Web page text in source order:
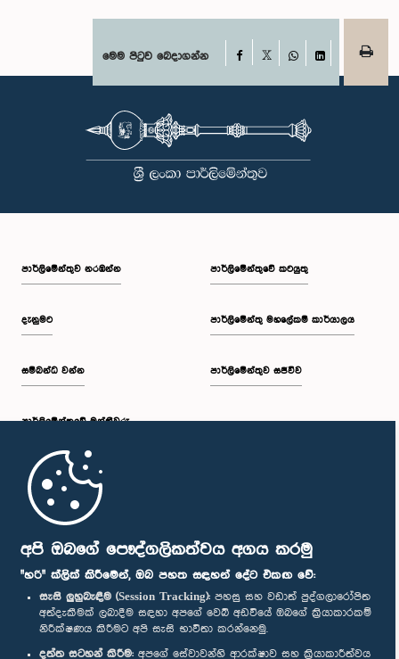
අපි ඔබගේ පෞද්ගලිකත්වය අගය කරමු
"හරි" ක්ලික් කිරීමෙන්, ඔබ පහත සඳහන් දේට එකඟ වේ:
සැසි ලුහුබැඳීම (Session Tracking): පහසු සහ වඩාත් පුද්ගලාරෝපිත
අත්දැකීමක් ලබාදීම සඳහා අපගේ වෙබ් අඩවියේ ඔබගේ ක්‍රියාකාරකම්
නිරීක්ෂණය කිරීමට අපි සැසි භාවිතා කරන්නෙමු.
දත්ත සටහන් කිරීම: අපගේ සේවාවන්හි ආරක්ෂාව සහ ක්‍රියාකාරීත්වය
මෙම පිටුව බෙදාගන්න Facebook
පාර්ලි‌මේන්තුව නරඹන්න
දැනුමට
සම්බන්ධ වන්න
පාර්ලි‌මේන්තුවේ මන්ත්‍රීවරු
මුල් පිටුව
පාර්ලිමේන්තුවේ කටයුතු
පාර්ලිමේන්තු මහලේකම් කාර්යාලය
පාර්ලිමේන්තුව සජීවීව
පාර්ලිමේන්තු ජංගම යෙදුම
අප හා සම්බන්ධ වී සිටින්න :